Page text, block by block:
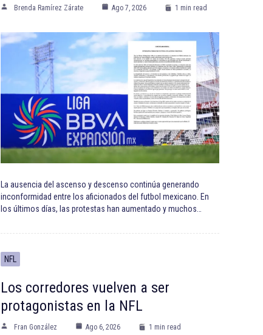
Brenda Ramírez Zárate Ago 7, 2026 1 min read
La ausencia del ascenso y descenso continúa generando
inconformidad entre los aficionados del futbol mexicano. En
los últimos días, las protestas han aumentado y muchos…
NFL
Los corredores vuelven a ser
protagonistas en la NFL
Fran González Ago 6, 2026 1 min read